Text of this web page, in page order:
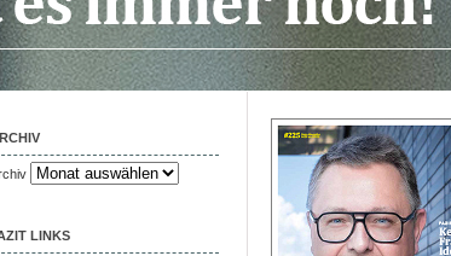
LINKS